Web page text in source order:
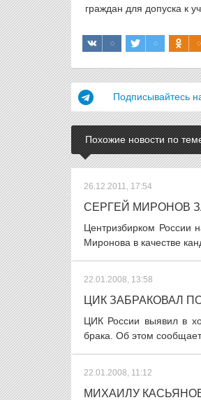
граждан для допуска к
Подписывайтесь
Похожие новости по
26.12.2011, 17:54
СЕРГЕЙ МИРОНОВ
Центризбирком России
Миронова в качестве
22.01.2008, 13:58
ЦИК ЗАБРАКОВАЛ
ЦИК России выявил в
брака. Об этом
22.01.2008, 11:12
МИХАИЛУ